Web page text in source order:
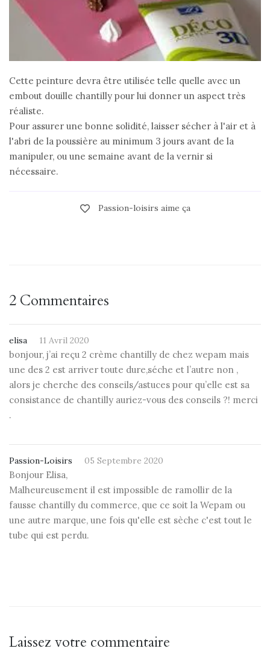
Cette peinture devra être utilisée telle quelle avec un
embout douille chantilly pour lui donner un aspect très
réaliste.
Pour assurer une bonne solidité, laisser sécher à l'air et à
l'abri de la poussière au minimum 3 jours avant de la
manipuler, ou une semaine avant de la vernir si
nécessaire.
Passion-loisirs aime ça
2 Commentaires
elisa 11 Avril 2020
bonjour, j’ai reçu 2 crème chantilly de chez wepam mais
une des 2 est arriver toute dure,séche et l’autre non ,
alors je cherche des conseils/astuces pour qu’elle est sa
consistance de chantilly auriez-vous des conseils ?! merci
.
Passion-Loisirs 05 Septembre 2020
Bonjour Elisa,
Malheureusement il est impossible de ramollir de la
fausse chantilly du commerce, que ce soit la Wepam ou
une autre marque, une fois qu'elle est sèche c'est tout le
tube qui est perdu.
Laissez votre commentaire